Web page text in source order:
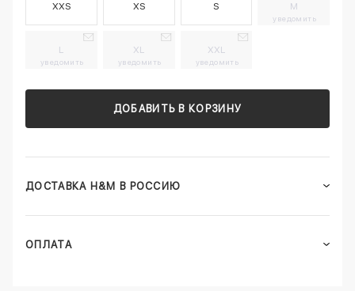
XXS XS S M
уведомить
L
уведомить
XL
уведомить
XXL
уведомить
ДОБАВИТЬ В КОРЗИНУ
ДОСТАВКА H&M В РОССИЮ
ОПЛАТА